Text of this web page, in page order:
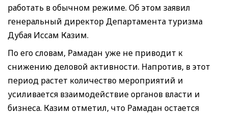
работать в обычном режиме. Об этом заявил
генеральный директор Департамента туризма
Дубая Иссам Казим.
По его словам, Рамадан уже не приводит к
снижению деловой активности. Напротив, в этот
период растет количество мероприятий и
усиливается взаимодействие органов власти и
бизнеса. Казим отметил, что Рамадан остается